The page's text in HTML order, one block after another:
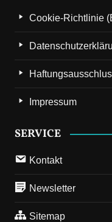
Cookie-Richtlinie
Impressum
SERVICE
Kontakt
Newsletter
Sitemap